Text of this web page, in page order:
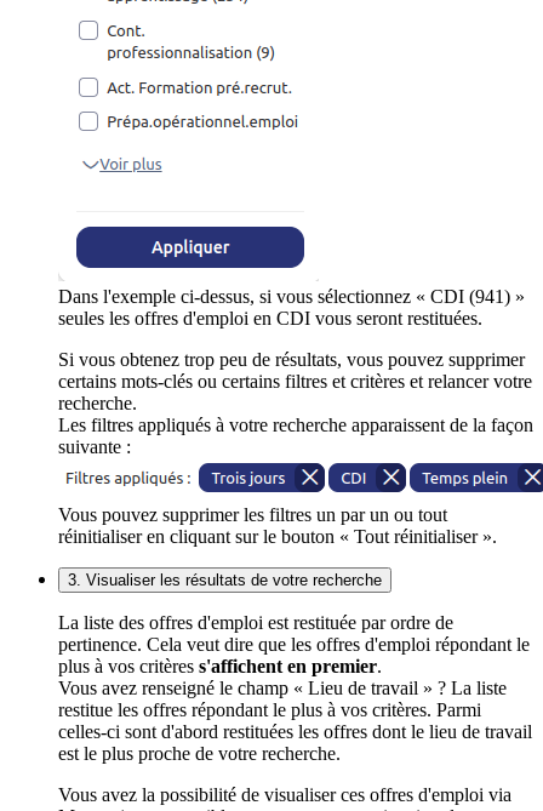
Dans l'exemple ci-dessus, si vous sélectionnez « CDI (941) »
seules les offres d'emploi en CDI vous seront restituées.
Si vous obtenez trop peu de résultats, vous pouvez supprimer
certains mots-clés ou certains filtres et critères et relancer votre
recherche.
Les filtres appliqués à votre recherche apparaissent de la façon
suivante :
Vous pouvez supprimer les filtres un par un ou tout
réinitialiser en cliquant sur le bouton « Tout réinitialiser ».
3. Visualiser les résultats de votre recherche
La liste des offres d'emploi est restituée par ordre de
pertinence. Cela veut dire que les offres d'emploi répondant le
plus à vos critères s'affichent en premier.
Vous avez renseigné le champ « Lieu de travail » ? La liste
restitue les offres répondant le plus à vos critères. Parmi
celles-ci sont d'abord restituées les offres dont le lieu de travail
est le plus proche de votre recherche.
Vous avez la possibilité de visualiser ces offres d'emploi via